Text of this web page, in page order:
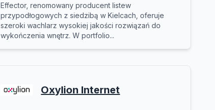
Effector, renomowany producent listew
przypodłogowych z siedzibą w Kielcach, oferuje
szeroki wachlarz wysokiej jakości rozwiązań do
wykończenia wnętrz. W portfolio...
Oxylion Internet